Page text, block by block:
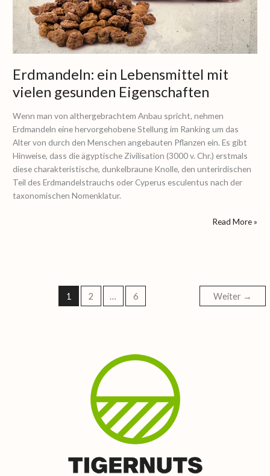
Erdmandeln: ein Lebensmittel mit
vielen gesunden Eigenschaften
Wenn man von althergebrachtem Anbau spricht, nehmen
Erdmandeln eine hervorgehobene Stellung im Ranking um das
Alter von durch den Menschen angebauten Pflanzen ein. Es gibt
Hinweise, dass die ägyptische Zivilisation (3000 v. Chr.) erstmals
diese charakteristische, dunkelbraune Knolle, den unterirdischen
Teil des Erdmandelstrauchs oder Cyperus esculentus nach der
taxonomischen Nomenklatur.
vielen
gesunden
Eigenschaften
Read More »
1 2 … 6 Weiter →